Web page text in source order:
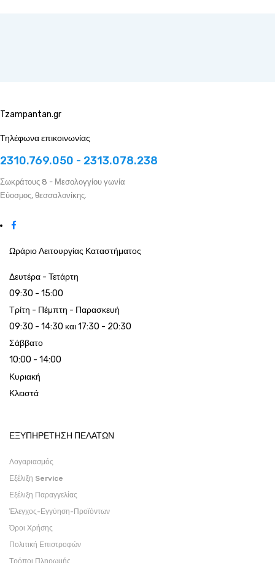
Tzampantan.gr
Τηλέφωνα επικοινωνίας
2310.769.050 - 2313.078.238
Σωκράτους 8 - Μεσολογγίου γωνία
Εύοσμος, θεσσαλονίκης.
Ωράριο Λειτουργίας Καταστήματος
Δευτέρα - Τετάρτη
09:30 - 15:00
Τρίτη - Πέμπτη - Παρασκευή
09:30 - 14:30 και 17:30 - 20:30
Σάββατο
10:00 - 14:00
Κυριακή
Κλειστά
ΕΞΥΠΗΡΕΤΗΣΗ ΠΕΛΑΤΩΝ
Λογαριασμός
Εξέλιξη Service
Εξέλιξη Παραγγελίας
Έλεγχος-Εγγύηση-Προϊόντων
Όροι Χρήσης
Πολιτική Επιστροφών
Τρόποι Πληρωμής